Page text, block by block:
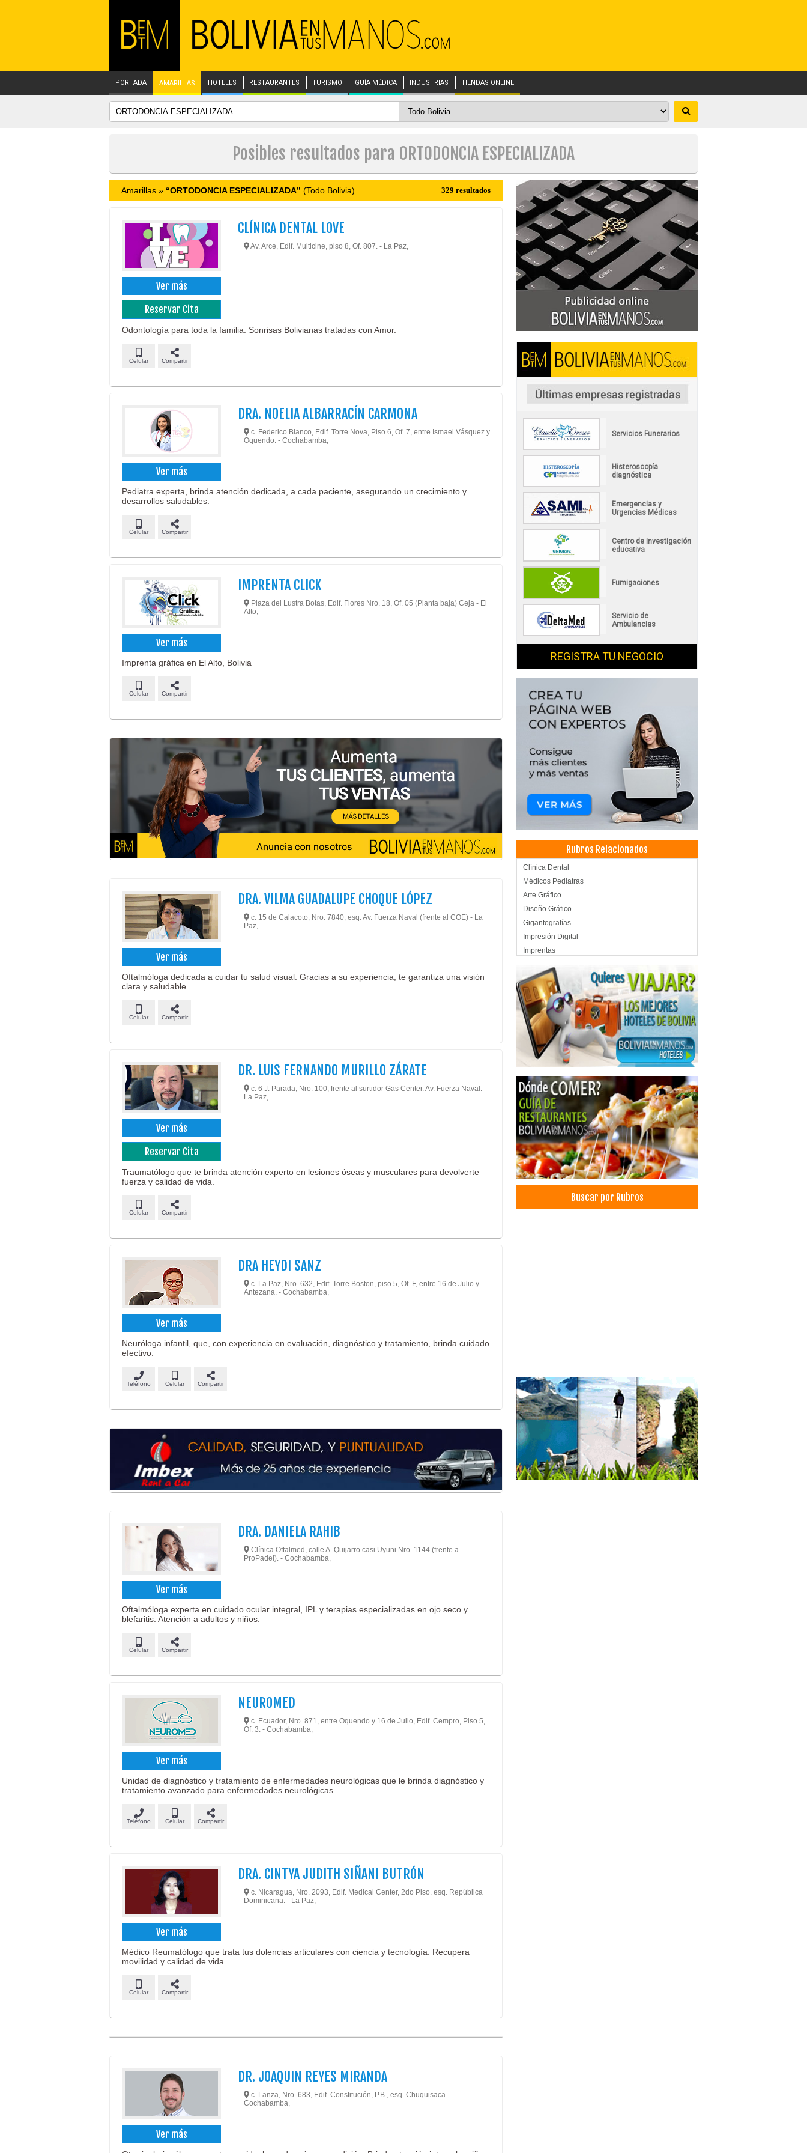
PORTADA AMARILLAS HOTELES RESTAURANTES TURISMO GUÍA MÉDICA INDUSTRIAS TIENDAS ONLINE
Posibles resultados para ORTODONCIA ESPECIALIZADA
Amarillas » “ORTODONCIA ESPECIALIZADA” (Todo Bolivia) 329 resultados
Ver más
Reservar Cita
CLÍNICA DENTAL LOVE
Av. Arce, Edif. Multicine, piso 8, Of. 807. - La Paz,
Odontología para toda la familia. Sonrisas Bolivianas tratadas con Amor.
Celular Compartir
Ver más
DRA. NOELIA ALBARRACÍN CARMONA
c. Federico Blanco, Edif. Torre Nova, Piso 6, Of. 7, entre Ismael Vásquez y
Oquendo. - Cochabamba,
Pediatra experta, brinda atención dedicada, a cada paciente, asegurando un crecimiento y
desarrollos saludables.
Celular Compartir
Ver más
IMPRENTA CLICK
Plaza del Lustra Botas, Edif. Flores Nro. 18, Of. 05 (Planta baja) Ceja - El
Alto,
Imprenta gráfica en El Alto, Bolivia
Celular Compartir
Ver más
DRA. VILMA GUADALUPE CHOQUE LÓPEZ
c. 15 de Calacoto, Nro. 7840, esq. Av. Fuerza Naval (frente al COE) - La
Paz,
Oftalmóloga dedicada a cuidar tu salud visual. Gracias a su experiencia, te garantiza una visión
clara y saludable.
Celular Compartir
Ver más
Reservar Cita
DR. LUIS FERNANDO MURILLO ZÁRATE
c. 6 J. Parada, Nro. 100, frente al surtidor Gas Center. Av. Fuerza Naval. -
La Paz,
Traumatólogo que te brinda atención experto en lesiones óseas y musculares para devolverte
fuerza y calidad de vida.
Celular Compartir
Ver más
DRA HEYDI SANZ
c. La Paz, Nro. 632, Edif. Torre Boston, piso 5, Of. F, entre 16 de Julio y
Antezana. - Cochabamba,
Neuróloga infantil, que, con experiencia en evaluación, diagnóstico y tratamiento, brinda cuidado
efectivo.
Teléfono Celular Compartir
Ver más
DRA. DANIELA RAHIB
Clínica Oftalmed, calle A. Quijarro casi Uyuni Nro. 1144 (frente a
ProPadel). - Cochabamba,
Oftalmóloga experta en cuidado ocular integral, IPL y terapias especializadas en ojo seco y
blefaritis. Atención a adultos y niños.
Celular Compartir
Ver más
NEUROMED
c. Ecuador, Nro. 871, entre Oquendo y 16 de Julio, Edif. Cempro, Piso 5,
Of. 3. - Cochabamba,
Unidad de diagnóstico y tratamiento de enfermedades neurológicas que le brinda diagnóstico y
tratamiento avanzado para enfermedades neurológicas.
Teléfono Celular Compartir
Ver más
DRA. CINTYA JUDITH SIÑANI BUTRÓN
c. Nicaragua, Nro. 2093, Edif. Medical Center, 2do Piso. esq. República
Dominicana. - La Paz,
Médico Reumatólogo que trata tus dolencias articulares con ciencia y tecnología. Recupera
movilidad y calidad de vida.
Celular Compartir
Ver más
DR. JOAQUIN REYES MIRANDA
c. Lanza, Nro. 683, Edif. Constitución, P.B., esq. Chuquisaca. -
Cochabamba,
Servicios Funerarios
Histeroscopía
diagnóstica
Emergencias y
Urgencias Médicas
Centro de investigación
educativa
Fumigaciones
Servicio de
Ambulancias
REGISTRA TU NEGOCIO
Rubros Relacionados
Clínica Dental
Médicos Pediatras
Arte Gráfico
Diseño Gráfico
Gigantografías
Impresión Digital
Imprentas
Productoras de Publicidad
Publicidad Exterior
Publicidad
Médicos Oftalmólogos
Oftalmología
Médicos Traumatólogos
Neurología psicomotricidad
Médicos Neurólogos
Médicos Neurocirujanos
Neurocirugía
Médicos Reumatólogos
Médicos Otorrinolaringólogos
Buscar por Rubros